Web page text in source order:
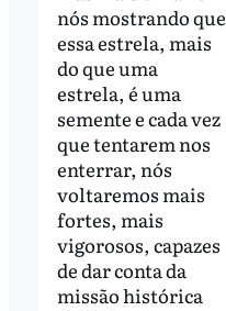
nós mostrando que
essa estrela, mais
do que uma
estrela, é uma
semente e cada vez
que tentarem nos
enterrar, nós
voltaremos mais
fortes, mais
vigorosos, capazes
de dar conta da
missão histórica